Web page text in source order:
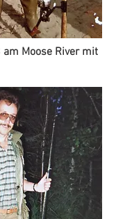
am Moose River mit